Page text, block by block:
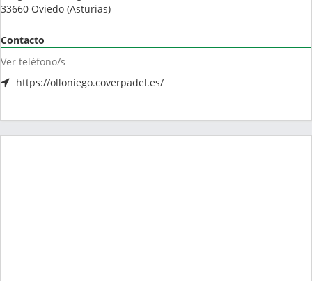
33660 Oviedo (Asturias)
Contacto
Ver teléfono/s
https://olloniego.coverpadel.es/